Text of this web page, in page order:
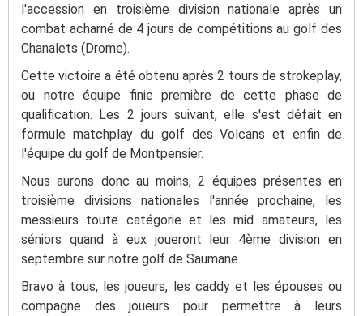
l'accession en troisième division nationale après un
combat acharné de 4 jours de compétitions au golf des
Chanalets (Drome).
Cette victoire a été obtenu après 2 tours de strokeplay,
ou notre équipe finie première de cette phase de
qualification. Les 2 jours suivant, elle s'est défait en
formule matchplay du golf des Volcans et enfin de
l'équipe du golf de Montpensier.
Nous aurons donc au moins, 2 équipes présentes en
troisième divisions nationales l'année prochaine, les
messieurs toute catégorie et les mid amateurs, les
séniors quand à eux joueront leur 4ème division en
septembre sur notre golf de Saumane.
Bravo à tous, les joueurs, les caddy et les épouses ou
compagne des joueurs pour permettre à leurs